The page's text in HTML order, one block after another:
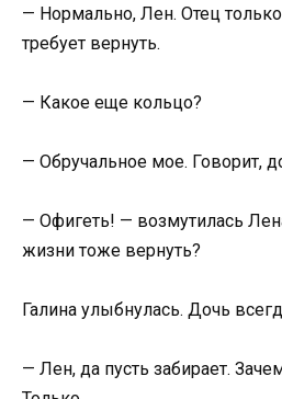
— Нормально, Лен. Отец
требует вернуть.
— Какое еще кольцо?
— Обручальное мое. Говорит,
— Офигеть! — возмутилась
жизни тоже вернуть?
Галина улыбнулась. Дочь
— Лен, да пусть забирает.